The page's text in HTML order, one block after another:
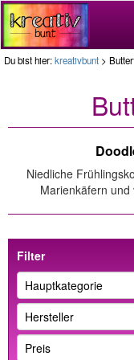
Du bist hier:kreativbunt >
Niedliche
Marienkäfern
Filter